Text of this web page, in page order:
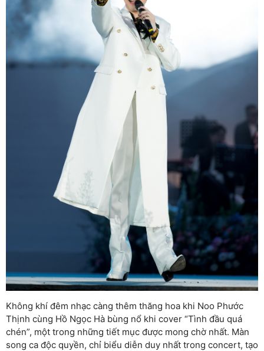
Không khí đêm nhạc càng thêm thăng hoa khi Noo Phước
Thịnh cùng Hồ Ngọc Hà bùng nổ khi cover “Tình đầu quá
chén”, một trong những tiết mục được mong chờ nhất. Màn
song ca độc quyền, chỉ biểu diễn duy nhất trong concert, tạo